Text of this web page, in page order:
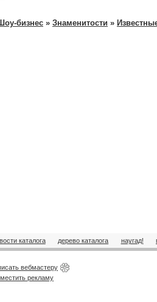
бизнес » Знаменитости »
каталога дерево каталога наугад!
вебмастеру
рекламу